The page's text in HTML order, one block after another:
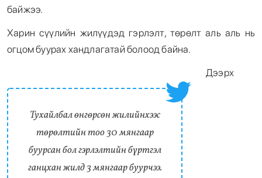
байжээ.
Харин сүүлийн жилүүдэд гэрлэлт, төрөлт аль аль нь
огцом буурах хандлагатай болоод байна.
Тухайлбал өнгөрсөн жилийнхээс
төрөлтийн тоо 30 мянгаар
буурсан бол гэрлэлтийн бүртгэл
ганцхан жилд 3 мянгаар буурчээ.
Дээрх